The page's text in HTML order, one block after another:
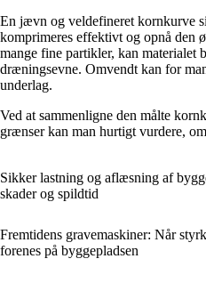
En jævn og veldefineret kornkurve
komprimeres effektivt og opnå den
mange fine partikler, kan materialet
dræningsevne. Omvendt kan for
underlag.
Ved at sammenligne den målte
grænser kan man hurtigt vurdere,
Sikker lastning og aflæsning af
skader og spildtid
Fremtidens gravemaskiner: Når
forenes på byggepladsen